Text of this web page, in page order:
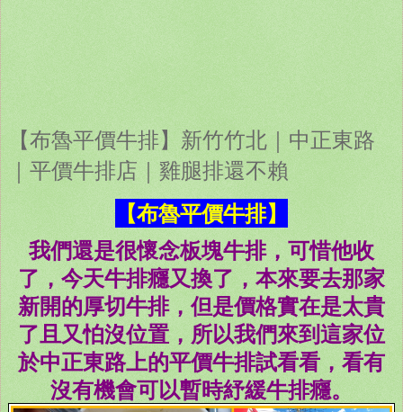
【布魯平價牛排】新竹竹北｜中正東路
｜平價牛排店｜雞腿排還不賴
【布魯平價牛排】
我們還是很懷念板塊牛排，可惜他收
了，今天牛排癮又換了，本來要去那家
新開的厚切牛排，但是價格實在是太貴
了且又怕沒位置，所以我們來到這家位
於中正東路上的平價牛排試看看，看有
沒有機會可以暫時紓緩牛排癮。